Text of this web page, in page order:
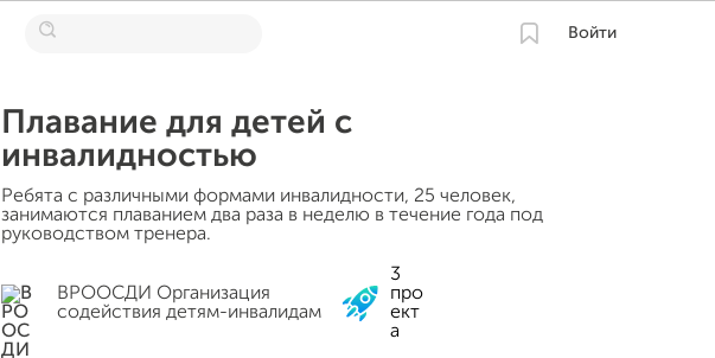
Войти
Плавание для детей с
инвалидностью
Ребята с различными формами инвалидности, 25 человек,
занимаются плаванием два раза в неделю в течение года под
руководством тренера.
ВРООСДИ Организация
содействия детям-инвалидам
3
про
ект
а